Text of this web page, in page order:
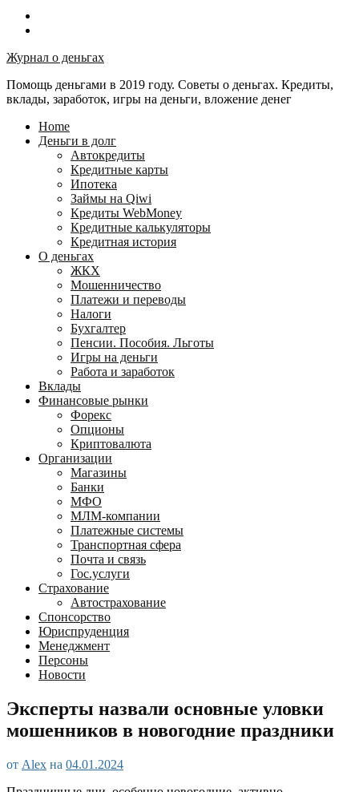
банка
24
для
лиц
взять
WebMoney?
Журнал о деньгах
Помощь деньгами в 2019 году. Советы о деньгах. Кредиты,
вклады, заработок, игры на деньги, вложение денег
Home
Деньги в долг
Автокредиты
Кредитные карты
Ипотека
Займы на Qiwi
Кредиты WebMoney
Кредитные калькуляторы
Кредитная история
О деньгах
ЖКХ
Мошенничество
Платежи и переводы
Налоги
Бухгалтер
Пенсии. Пособия. Льготы
Игры на деньги
Работа и заработок
Вклады
Финансовые рынки
Форекс
Опционы
Криптовалюта
Организации
Магазины
Банки
МФО
МЛМ-компании
Платежные системы
Транспортная сфера
Почта и связь
Гос.услуги
Страхование
Автострахование
Спонсорство
Юриспруденция
Менеджмент
Персоны
Новости
Эксперты назвали основные уловки
мошенников в новогодние праздники
от Alex на 04.01.2024